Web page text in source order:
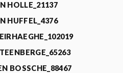
HOLLE_21137
HUFFEL_4376
BOSSCHE_88467